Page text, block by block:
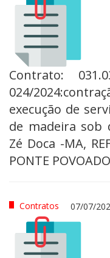
Contrato:
024/
execução de
de madeira sob
Zé Doca -MA,
PONTE
Contratos 07/07/